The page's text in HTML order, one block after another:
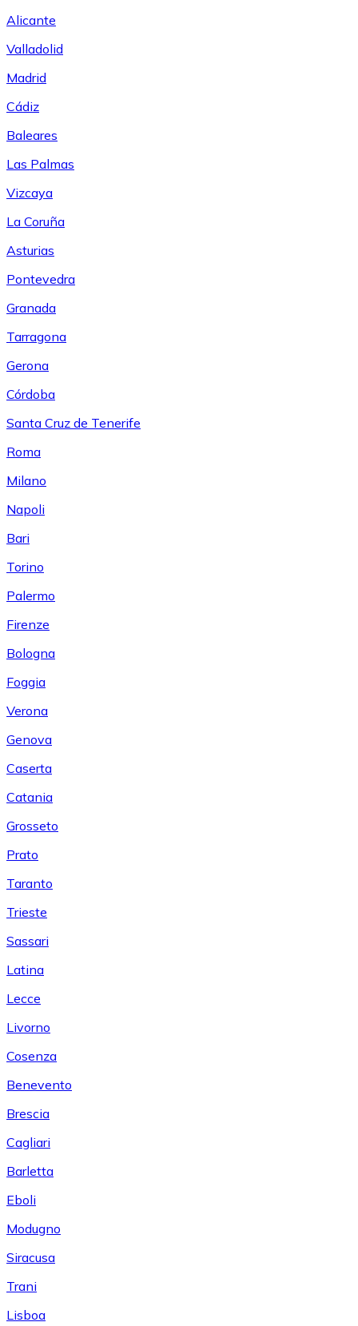
Alicante
Valladolid
Madrid
Cádiz
Baleares
Las Palmas
Vizcaya
La Coruña
Asturias
Pontevedra
Granada
Tarragona
Gerona
Córdoba
Santa Cruz de Tenerife
Roma
Milano
Napoli
Bari
Torino
Palermo
Firenze
Bologna
Foggia
Verona
Genova
Caserta
Catania
Grosseto
Prato
Taranto
Trieste
Sassari
Latina
Lecce
Livorno
Cosenza
Benevento
Brescia
Cagliari
Barletta
Eboli
Modugno
Siracusa
Trani
Lisboa